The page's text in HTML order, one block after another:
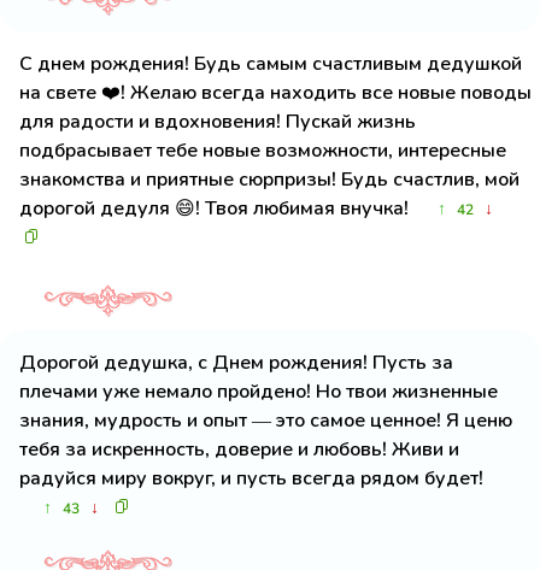
С днем рождения! Будь самым счастливым дедушкой
на свете ❤️! Желаю всегда находить все новые поводы
для радости и вдохновения! Пускай жизнь
подбрасывает тебе новые возможности, интересные
знакомства и приятные сюрпризы! Будь счастлив, мой
дорогой дедуля 😄! Твоя любимая внучка!
↑ 42 ↓
Дорогой дедушка, с Днем рождения! Пусть за
плечами уже немало пройдено! Но твои жизненные
знания, мудрость и опыт — это самое ценное! Я ценю
тебя за искренность, доверие и любовь! Живи и
радуйся миру вокруг, и пусть всегда рядом будет!
↑ 43 ↓